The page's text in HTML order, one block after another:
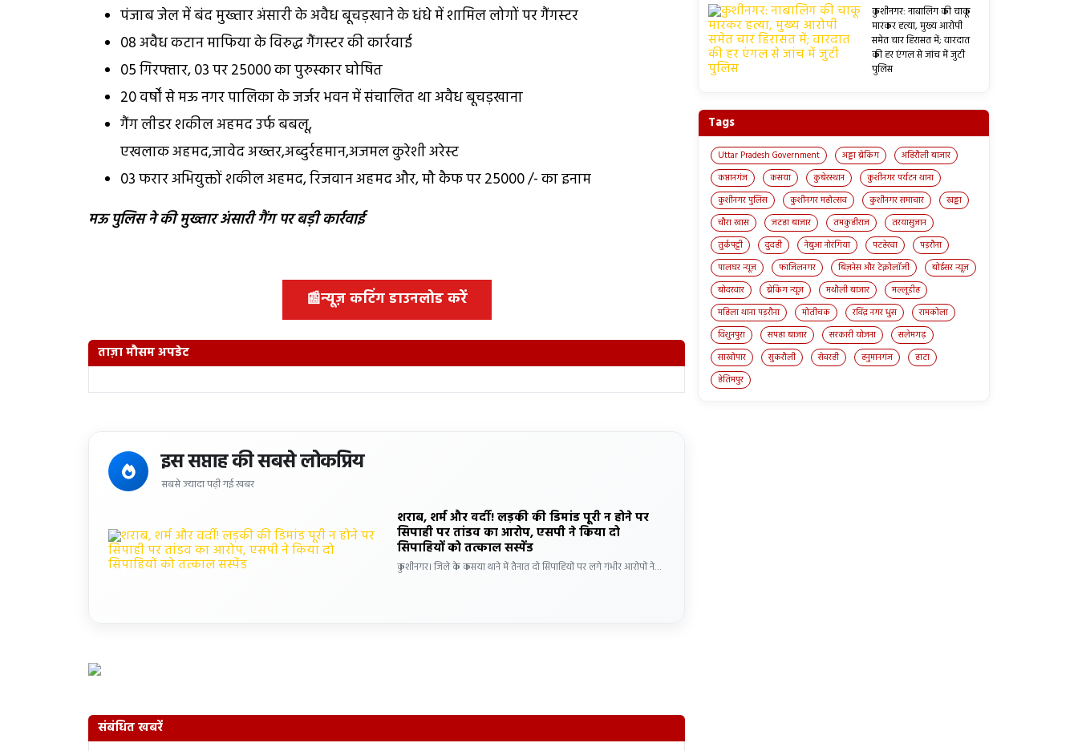
पंजाब जेल में बंद मुख्तार अंसारी के अवैध बूचड़खाने के धंधे में शामिल लोगों पर गैंगस्टर
08 अवैध कटान माफिया के विरुद्ध गैंगस्टर की कार्रवाई
05 गिरफ्तार, 03 पर 25000 का पुरुस्कार घोषित
20 वर्षों से मऊ नगर पालिका के जर्जर भवन में संचालित था अवैध बूचड़खाना
गैंग लीडर शकील अहमद उर्फ बबलू,
एखलाक अहमद,जावेद अख्तर,अब्दुर्रहमान,अजमल कुरेशी अरेस्ट
03 फरार अभियुक्तों शकील अहमद, रिजवान अहमद और, मौ कैफ पर ₹25000 /- का इनाम
मऊ पुलिस ने की मुख्तार अंसारी गैंग पर बड़ी कार्रवाई
📰न्यूज़ कटिंग डाउनलोड करें
ताज़ा मौसम अपडेट
इस सप्ताह की सबसे लोकप्रिय
सबसे ज्यादा पढ़ी गई खबर
शराब, शर्म और वर्दी! लड़की की डिमांड पूरी न होने पर
सिपाही पर तांडव का आरोप, एसपी ने किया दो
सिपाहियों को तत्काल सस्पेंड
कुशीनगर। जिले के कसया थाने में तैनात दो सिपाहियों पर लगे गंभीर आरोपों ने…
संबंधित खबरें
कुशीनगर: नाबालिग की चाकू
मारकर हत्या, मुख्य आरोपी
समेत चार हिरासत में; वारदात
की हर एंगल से जांच में जुटी
पुलिस
Tags
Uttar Pradesh Government अड्डा ब्रेकिंग
अहिरौली बाजार
कप्तानगंज
कसया कुबेरस्थान
कुशीनगर पर्यटन थाना
कुशीनगर पुलिस
कुशीनगर महोत्सव कुशीनगर समाचार
खड्डा
चौरा खास
जटहा बाजार तमकुहीराज
तरयासुजान
तुर्कपट्टी
दुदही नेबुआ नोरंगिया पटहेरवा
पड़रौना
पालघर न्यूज़
फाजिलनगर बिज़नेस और टेक्नोलॉजी
बोईसर न्यूज़
बोदरवार
ब्रेकिंग न्यूज़ मथौली बाजार
मल्लूडीह
महिला थाना पड़रौना
मोतीचक रविंद्र नगर धुस
रामकोला
विशुनपुरा
सपहा बाजार सरकारी योजना
सलेमगढ़
साखोपार
सुकरौली सेवरही हनुमानगंज
हाटा
हेतिमपुर